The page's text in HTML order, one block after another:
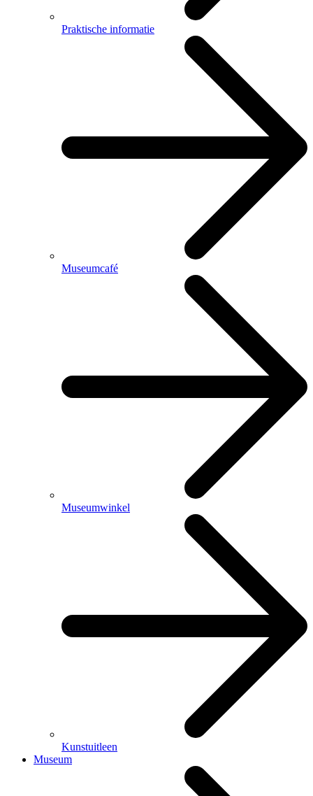
Praktische informatie
Museumcafé
Museumwinkel
Kunstuitleen
Museum